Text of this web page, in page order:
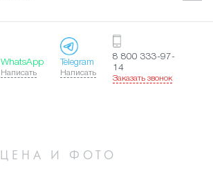
WhatsApp
Написать
Telegram
Написать
8 800 333-97-
14
Заказать звонок
ЦЕНА И ФОТО